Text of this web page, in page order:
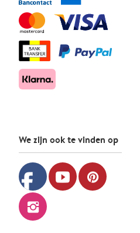
We zijn ook te vinden op
facebook youtube pinterest
instagram